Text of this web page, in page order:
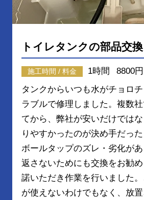
トイレタンクの部品交換
施工時間 / 料金 1時間
8800円
タンクからいつも水がチョロ
ラブルで修理しました。複数
てから、弊社が安いだけでは
りやすかったのが決め手だった
ボールタップのズレ・劣化が
返さないためにも交換をお勧
諾いただき作業を行いました
が使えないわけでもなく、放